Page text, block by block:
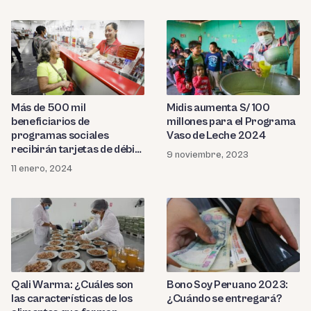
Más de 500 mil
beneficiarios de
programas sociales
recibirán tarjetas de débito
en 2024
11 enero, 2024
Midis aumenta S/ 100
millones para el Programa
Vaso de Leche 2024
9 noviembre, 2023
Qali Warma: ¿Cuáles son
las características de los
Bono Soy Peruano 2023:
¿Cuándo se entregará?